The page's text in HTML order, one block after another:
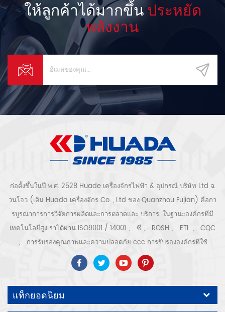
ให้ลูกค้าได้มากขึ้น ประหยัด
พลังงาน
ก่อตั้งขึ้นในปี พ.ศ. 2528 Huade เครื่องจักรไฟฟ้า & อุปกรณ์ บริษัท Ltd ฉ
วนโจว (เดิม Huada เครื่องจักร Co. , Ltd ของ Quanzhou Fujian) คือกา
รบูรณาการการวิจัยการผลิตและการตลาดและ บริการ. ในฐานะองค์กรที่มี
เทคโนโลยีสูงเราได้ผ่าน ISO9001 / 14001 、 ซี 、 ROSH 、 ETL 、 CQC
、 การรับรองคุณภาพและความปลอดภัย ccc การรับรององค์กรที่ใช้
เทคโนโลยีขั้นสูง ฯลฯ ระบบและอุปกรณ์อัดอากาศ ได้แก่ แบบสกรู, ชนิดหอย
โข่ง, แบบไม่มีน้ำมัน, แบบเลื่อน, แบบลูกสูบ, เครื่องเป่า, ตัวกรอง, ท่อระบาย
น้ำ, พร้อมสายการผลิตเครื่องอัดอากาศที่สมบูรณ์ กว่า เครื่องอัดอากาศ 300
ชนิดสำหรับอุตสาหกรรม ผู้เชี่ยวชาญ. ของเรา บริษัท ได้สะสมมากกว่า
แท็กยอดนิยม